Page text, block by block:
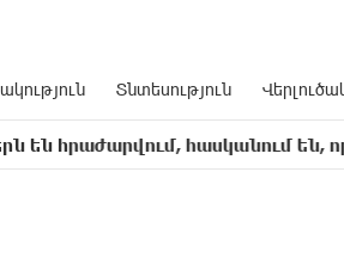
Տնտեսություն
հասկանում են, որ